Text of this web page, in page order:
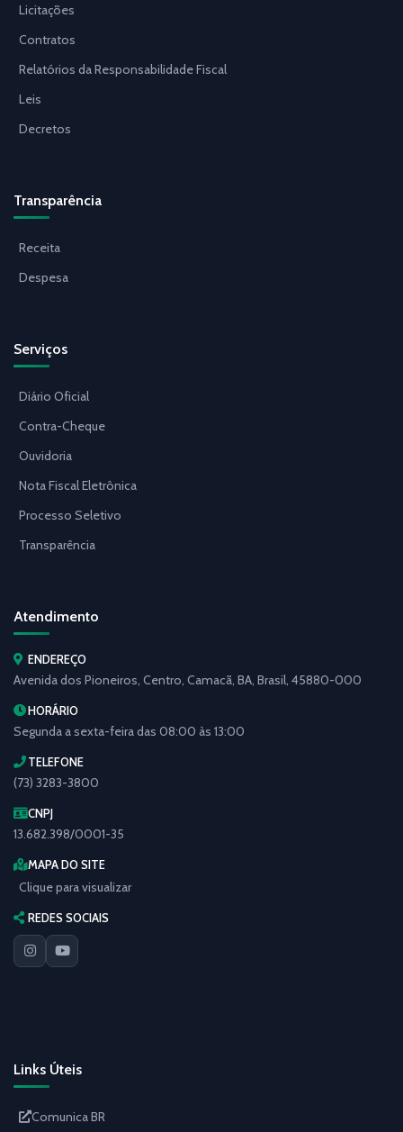
Licitações
Contratos
Relatórios da Responsabilidade Fiscal
Leis
Decretos
Transparência
Receita
Despesa
Serviços
Diário Oficial
Contra-Cheque
Ouvidoria
Nota Fiscal Eletrônica
Processo Seletivo
Transparência
Atendimento
ENDEREÇO
Avenida dos Pioneiros, Centro, Camacã, BA, Brasil, 45880-000
HORÁRIO
Segunda a sexta-feira das 08:00 às 13:00
TELEFONE
(73) 3283-3800
CNPJ
13.682.398/0001-35
MAPA DO SITE
Clique para visualizar
REDES SOCIAIS
Links Úteis
Comunica BR